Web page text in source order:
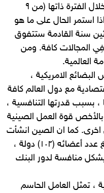
تضاعف اقتصاد امريكا مرة واحدة خلال الفترة ذاتها (من ٩
) .. واذا استمر الحال على ما هو
سنة القادمة ستتفوق
المجالات كافة. ومن
العالمية.
الامريكية ،
مع دول العالم كافة
بسبب قدرتها التنافسية ،
قوة العمل الصينية
كما ان الصين انشأت
البنك الآسيوي للاستثمار والذي بلغ عدد أعضائه (١٠٢) دولة ،
منافسة لدور البنك
، تمثل العامل الحاسم